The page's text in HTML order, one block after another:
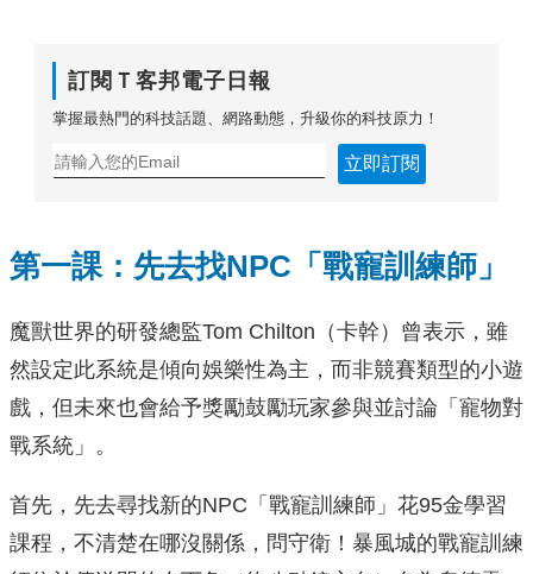
訂閱Ｔ客邦電子日報
掌握最熱門的科技話題、網路動態，升級你的科技原力！
立即訂閱
第一課：先去找NPC「戰寵訓練師」
魔獸世界的研發總監Tom Chilton（卡幹）曾表示，雖
然設定此系統是傾向娛樂性為主，而非競賽類型的小遊
戲，但未來也會給予獎勵鼓勵玩家參與並討論「寵物對
戰系統」。
首先，先去尋找新的NPC「戰寵訓練師」花95金學習
課程，不清楚在哪沒關係，問守衛！暴風城的戰寵訓練